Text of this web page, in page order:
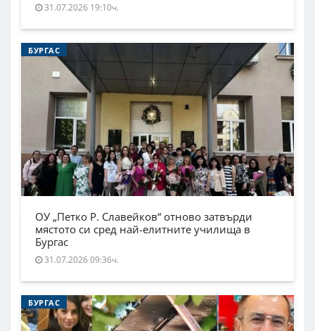
31.07.2026 19:10ч.
БУРГАС
ОУ „Петко Р. Славейков“ отново затвърди
мястото си сред най-елитните училища в
Бургас
31.07.2026 09:36ч.
БУРГАС